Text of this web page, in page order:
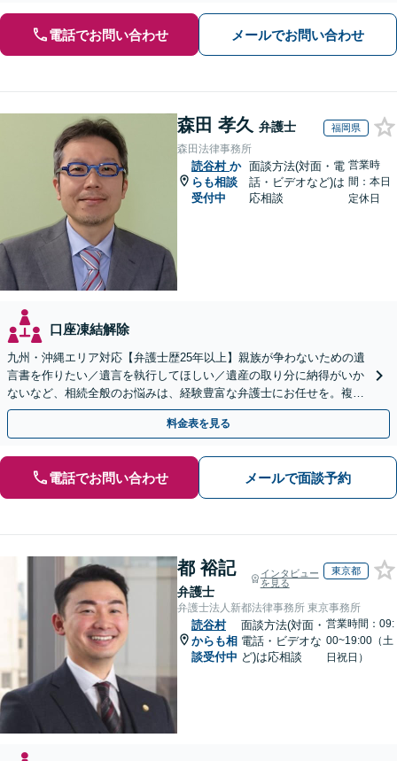
電話でお問い合わせ メールでお問い合わせ
森田 孝久 弁護士 福岡県
森田法律事務所
読谷村 か
らも相談
受付中
面談方法(対面・電
話・ビデオなど)は
応相談
営業時
間：本日
定休日
口座凍結解除
九州・沖縄エリア対応【弁護士歴25年以上】親族が争わないための遺
言書を作りたい／遺言を執行してほしい／遺産の取り分に納得がいか
ないなど、相続全般のお悩みは、経験豊富な弁護士にお任せを。複雑
な問題も粘り強く対応し、解決に導きます。
料金表を見る
電話でお問い合わせ メールで面談予約
都 裕記
弁護士
インタビュー
を見る
東京都
弁護士法人新都法律事務所 東京事務所
読谷村
からも相
談受付中
面談方法(対面・
電話・ビデオな
ど)は応相談
営業時間：09:
00~19:00（土
日祝日）